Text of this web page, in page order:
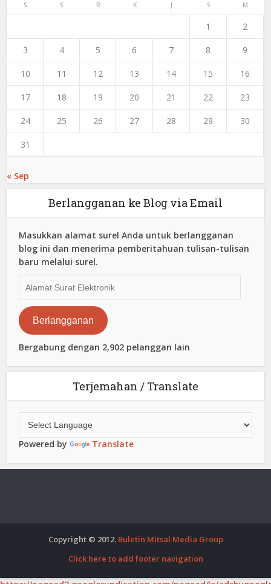
S S R K J S M
1 2
3 4 5 6 7 8 9
10 11 12 13 14 15 16
17 18 19 20 21 22 23
24 25 26 27 28 29 30
31
« Sep
Berlangganan ke Blog via Email
Masukkan alamat surel Anda untuk berlangganan
blog ini dan menerima pemberitahuan tulisan-tulisan
baru melalui surel.
Surat
Elektronik
Berlangganan
Bergabung dengan 2,902 pelanggan lain
Terjemahan / Translate
Powered by Translate
Copyright © 2012. Buletin Mitsal Media Group
Click here to add footer navigation